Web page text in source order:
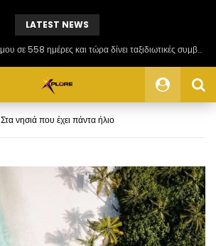
LATEST NEWS
Έκανε τον γύρο του κόσμου σε 558 ημέρες και τώρα δίνει ταξιδιωτικές συμβουλές
Στα νησιά που έχει πάντα ήλιο